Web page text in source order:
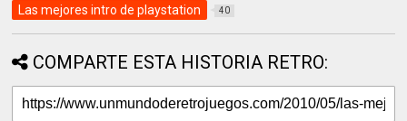
Las mejores intro de playstation 40
COMPARTE ESTA HISTORIA RETRO: